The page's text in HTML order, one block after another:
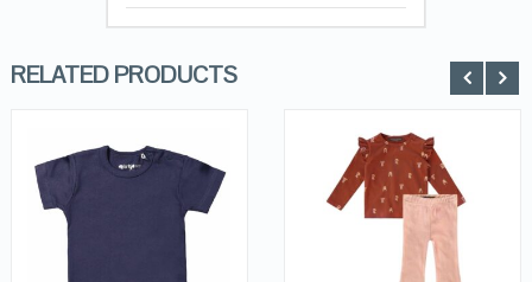
RELATED PRODUCTS
VIEW DETAILS
QUICK LOOK
VIEW DETAILS